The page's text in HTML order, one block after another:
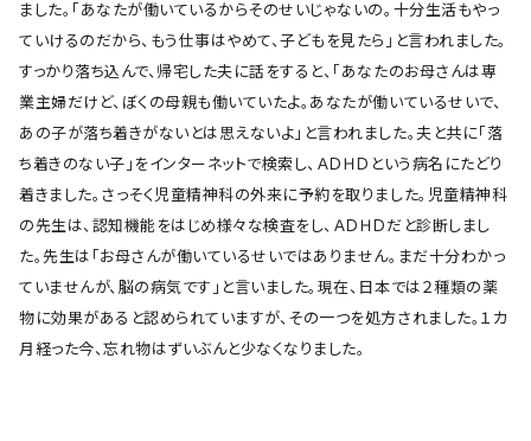
ました。「あなたが働いているからそのせいじゃないの。十分生活もやっ
ていけるのだから、もう仕事はやめて、子どもを見たら」と言われました。
すっかり落ち込んで、帰宅した夫に話をすると、「あなたのお母さんは専
業主婦だけど、ぼくの母親も働いていたよ。あなたが働いているせいで、
あの子が落ち着きがないとは思えないよ」と言われました。夫と共に「落
ち着きのない子」をインターネットで検索し、ＡＤＨＤという病名にたどり
着きました。さっそく児童精神科の外来に予約を取りました。児童精神科
の先生は、認知機能をはじめ様々な検査をし、ＡＤＨＤだと診断しまし
た。先生は「お母さんが働いているせいではありません。まだ十分わかっ
ていませんが、脳の病気です」と言いました。現在、日本では２種類の薬
物に効果があると認められていますが、その一つを処方されました。１カ
月経った今、忘れ物はずいぶんと少なくなりました。